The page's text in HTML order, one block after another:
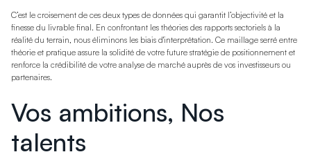
C’est le croisement de ces deux types de données qui garantit l’objectivité et la
finesse du livrable final. En confrontant les théories des rapports sectoriels à la
réalité du terrain, nous éliminons les biais d'interprétation. Ce maillage serré entre
théorie et pratique assure la solidité de votre future stratégie de positionnement et
renforce la crédibilité de votre analyse de marché auprès de vos investisseurs ou
partenaires.
Vos ambitions, Nos
talents